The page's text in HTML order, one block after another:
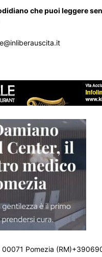
che puoi leggere
00071 Pomezia